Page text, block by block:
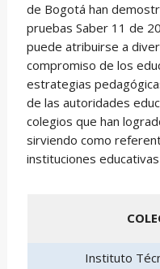
de Bogotá han
pruebas Saber 11 de
puede atribuirse a
compromiso de los
estrategias
de las autoridades
colegios que han
sirviendo como
instituciones
Instituto